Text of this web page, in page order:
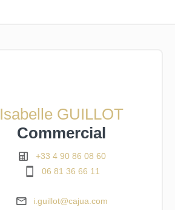
Isabelle GUILLOT
Commercial
+33 4 90 86 08 60
06 81 36 66 11
i.guillot@cajua.com